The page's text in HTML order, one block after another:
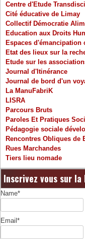
Centre d'Etude
Cité éducative de Limay
Collectif Démocratie
Education aux Droits
Espaces
Etat des lieux sur la
Etude sur les
Journal d'Itinérance
Journal de bord d'un
La ManuFabriK
LISRA
Parcours Bruts
Paroles Et Pratiques
Pédagogie sociale
Rencontres Obliques de
Rues Marchandes
Tiers lieu nomade
Inscrivez vous sur
Name*
Email*